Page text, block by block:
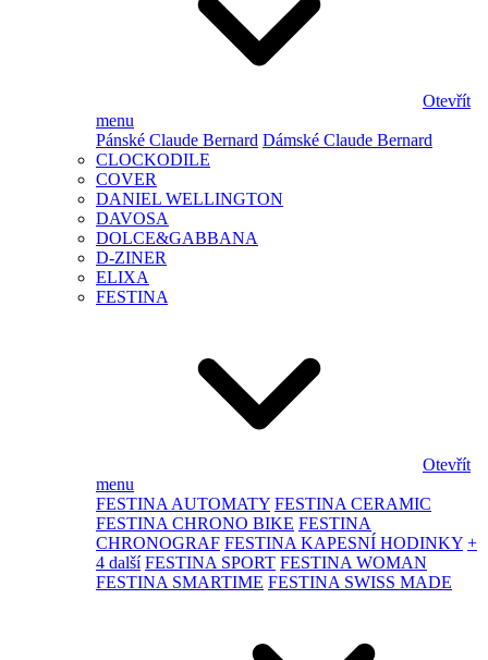
Otevřít
menu
Pánské Claude Bernard Dámské Claude Bernard
CLOCKODILE
COVER
DANIEL WELLINGTON
DAVOSA
DOLCE&GABBANA
D-ZINER
ELIXA
FESTINA
Otevřít
menu
FESTINA AUTOMATY FESTINA CERAMIC
FESTINA CHRONO BIKE FESTINA
CHRONOGRAF FESTINA KAPESNÍ HODINKY +
4 další FESTINA SPORT FESTINA WOMAN
FESTINA SMARTIME FESTINA SWISS MADE